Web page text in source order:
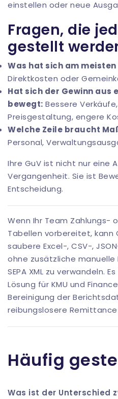
einstellen oder neue
Fragen, die
gestellt
Was hat sich am
Direktkosten oder
Hat sich der Gewinn aus
bewegt: Bessere
Preisgestaltung, engere
Welche Zeile braucht
Personal,
Ihre GuV ist nicht nur eine
Vergangenheit. Sie ist
Entscheidung.
Wenn Ihr Team Zahlungs-
Tabellen vorbereitet, kann
saubere Excel-, CSV-,
ohne zusätzliche
SEPA XML zu verwandeln.
Lösung für KMU und
Bereinigung der
reibungslosere
Häufig
Was ist der Unterschied